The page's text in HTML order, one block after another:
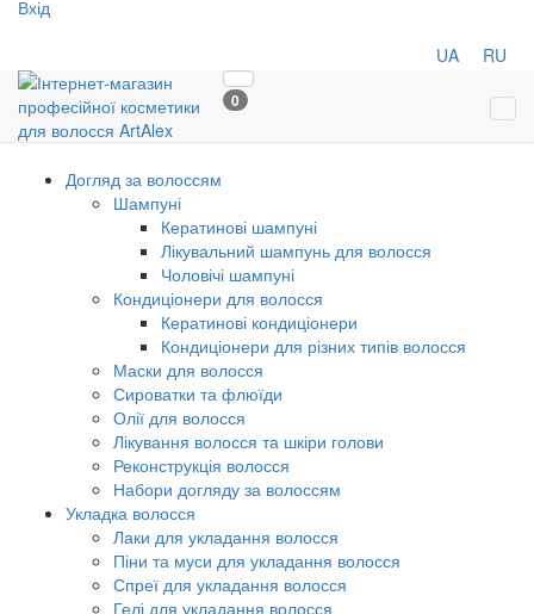
Вхід
UA RU
0
Догляд за волоссям
Шампуні
Кератинові шампуні
Лікувальний шампунь для волосся
Чоловічі шампуні
Кондиціонери для волосся
Кератинові кондиціонери
Кондиціонери для різних типів волосся
Маски для волосся
Сироватки та флюїди
Олії для волосся
Лікування волосся та шкіри голови
Реконструкція волосся
Набори догляду за волоссям
Укладка волосся
Лаки для укладання волосся
Піни та муси для укладання волосся
Спреї для укладання волосся
Гелі для укладання волосся